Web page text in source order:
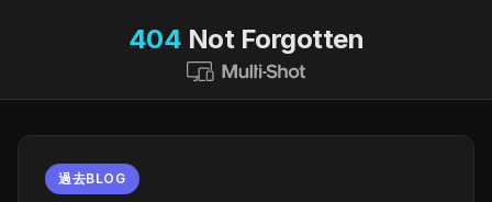
404 Not Forgotten
過去BLOG